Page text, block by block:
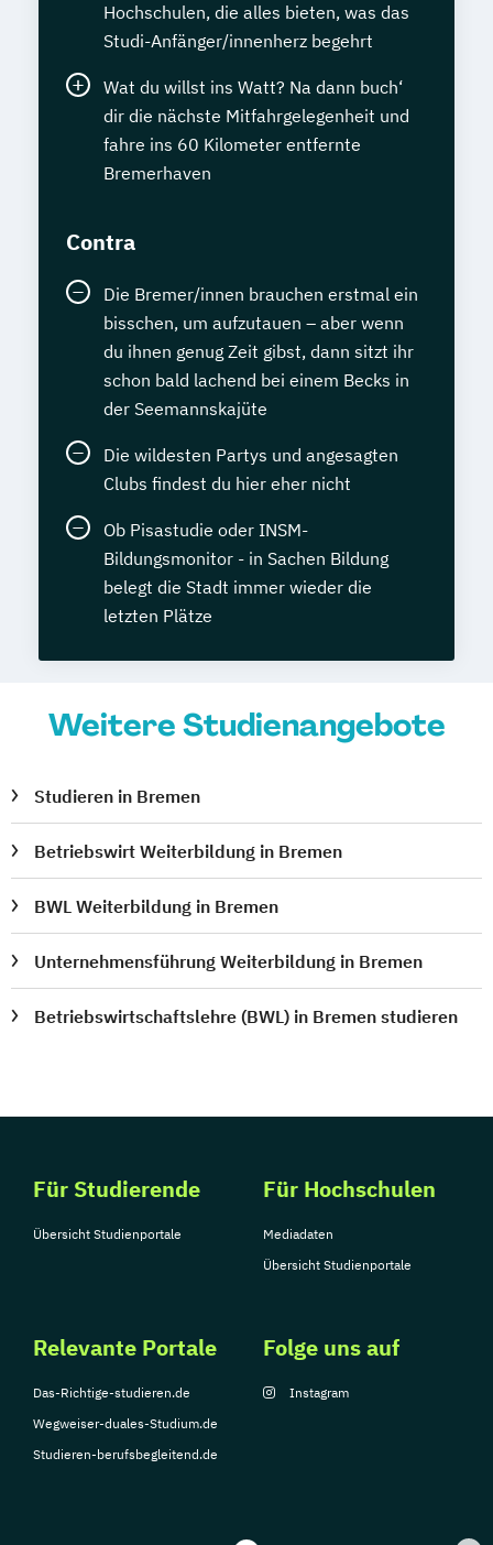
Hochschulen, die alles bieten, was das
Studi-Anfänger/innenherz begehrt
Wat du willst ins Watt? Na dann buch‘
dir die nächste Mitfahrgelegenheit und
fahre ins 60 Kilometer entfernte
Bremerhaven
Contra
Die Bremer/innen brauchen erstmal ein
bisschen, um aufzutauen – aber wenn
du ihnen genug Zeit gibst, dann sitzt ihr
schon bald lachend bei einem Becks in
der Seemannskajüte
Die wildesten Partys und angesagten
Clubs findest du hier eher nicht
Ob Pisastudie oder INSM-
Bildungsmonitor - in Sachen Bildung
belegt die Stadt immer wieder die
letzten Plätze
Weitere Studienangebote
Studieren in Bremen
Betriebswirt Weiterbildung in Bremen
BWL Weiterbildung in Bremen
Unternehmensführung Weiterbildung in Bremen
Betriebswirtschaftslehre (BWL) in Bremen studieren
Für Studierende
Übersicht Studienportale
Für Hochschulen
Mediadaten
Übersicht Studienportale
Relevante Portale
Das-Richtige-studieren.de
Wegweiser-duales-Studium.de
Studieren-berufsbegleitend.de
Folge uns auf
Instagram